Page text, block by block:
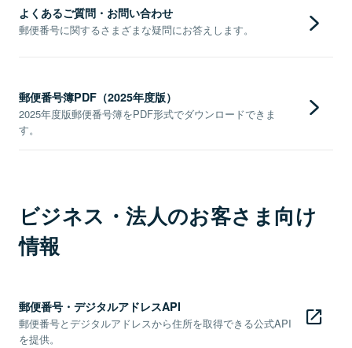
よくあるご質問・お問い合わせ
郵便番号に関するさまざまな疑問にお答えします。
郵便番号簿PDF（2025年度版）
2025年度版郵便番号簿をPDF形式でダウンロードできま
す。
ビジネス・法人のお客さま向け
情報
郵便番号・デジタルアドレスAPI
郵便番号とデジタルアドレスから住所を取得できる公式API
を提供。